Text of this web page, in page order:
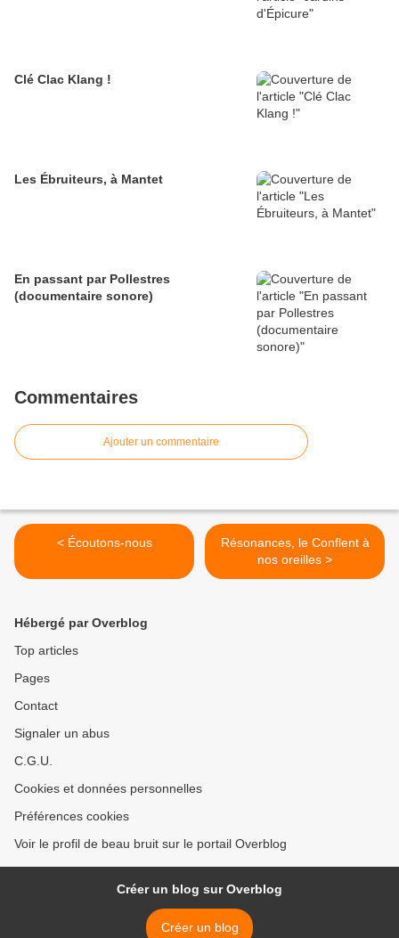
Clé Clac Klang !
Les Ébruiteurs, à Mantet
En passant par Pollestres
(documentaire sonore)
Commentaires
Ajouter un commentaire
< Écoutons-nous
Résonances, le Conflent à
nos oreilles >
Hébergé par Overblog
Top articles
Pages
Contact
Signaler un abus
C.G.U.
Cookies et données personnelles
Préférences cookies
Voir le profil de beau bruit sur le portail Overblog
Créer un blog sur Overblog
Créer un blog